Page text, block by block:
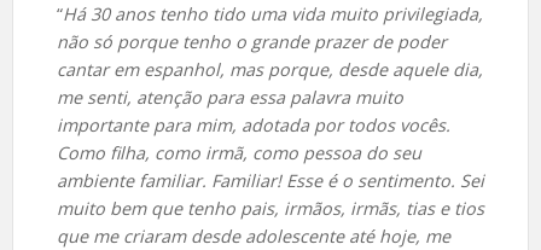
“Há 30 anos tenho tido uma vida muito privilegiada,
não só porque tenho o grande prazer de poder
cantar em espanhol, mas porque, desde aquele dia,
me senti, atenção para essa palavra muito
importante para mim, adotada por todos vocês.
Como filha, como irmã, como pessoa do seu
ambiente familiar. Familiar! Esse é o sentimento. Sei
muito bem que tenho pais, irmãos, irmãs, tias e tios
que me criaram desde adolescente até hoje, me